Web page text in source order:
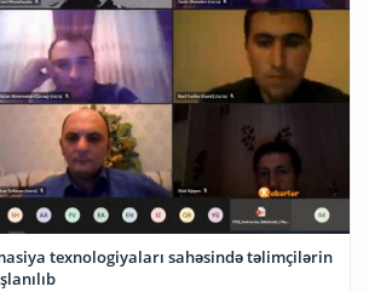
texnologiyaları sahəsində təlimçilərin